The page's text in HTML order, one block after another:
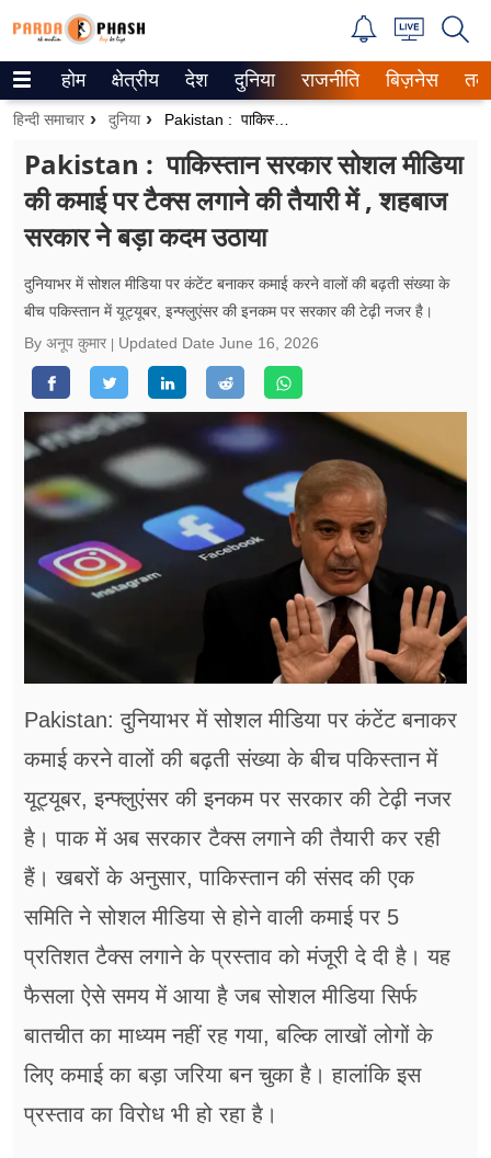
Trending on Google News
वेब स्टोरीज
उत्तर प्रदेश
गैलरी
वीडियो
रिलेशनशिप
जीवन मंत्रा
फूड
सेहत
ब्‍यूटी
अन्य खबरें
होम क्षेत्रीय देश दुनिया राजनीति बिज़नेस
हिन्दी समाचार दुनिया Pakistan : पाकिस्तान सरकार सोशल मीडिया की कमाई पर टैक्स लगाने की तैयारी में , शहबाज सरकार ने बड़ा कदम उठाया
Pakistan : पाकिस्तान सरकार सोशल मीडिया
की कमाई पर टैक्स लगाने की तैयारी में , शहबाज
सरकार ने बड़ा कदम उठाया
दुनियाभर में सोशल मीडिया पर कंटेंट बनाकर कमाई करने वालों की बढ़ती संख्या के
बीच पकिस्तान में यूट्यूबर, इन्फ्लुएंसर की इनकम पर सरकार की टेढ़ी नजर है।
By अनूप कुमार
Updated Date June 16, 2026
Pakistan: दुनियाभर में सोशल मीडिया पर कंटेंट बनाकर
कमाई करने वालों की बढ़ती संख्या के बीच पकिस्तान में
यूट्यूबर, इन्फ्लुएंसर की इनकम पर सरकार की टेढ़ी नजर
है। पाक में अब सरकार टैक्स लगाने की तैयारी कर रही
हैं। खबरों के अनुसार, पाकिस्तान की संसद की एक
समिति ने सोशल मीडिया से होने वाली कमाई पर 5
प्रतिशत टैक्स लगाने के प्रस्ताव को मंजूरी दे दी है। यह
फैसला ऐसे समय में आया है जब सोशल मीडिया सिर्फ
बातचीत का माध्यम नहीं रह गया, बल्कि लाखों लोगों के
लिए कमाई का बड़ा जरिया बन चुका है। हालांकि इस
प्रस्ताव का विरोध भी हो रहा है।